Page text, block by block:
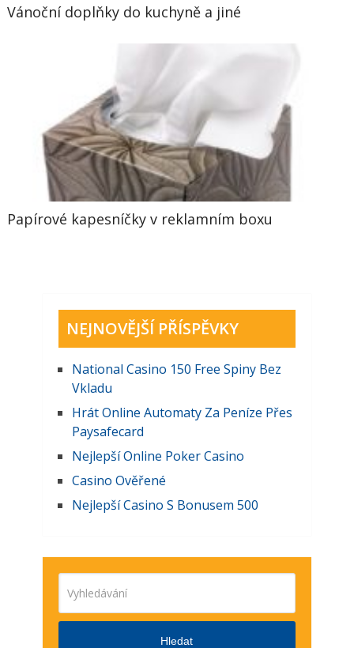
Vánoční doplňky do kuchyně a jiné
Papírové kapesníčky v reklamním boxu
NEJNOVĚJŠÍ PŘÍSPĚVKY
National Casino 150 Free Spiny Bez
Vkladu
Hrát Online Automaty Za Peníze Přes
Paysafecard
Nejlepší Online Poker Casino
Casino Ověřené
Nejlepší Casino S Bonusem 500
Hledat